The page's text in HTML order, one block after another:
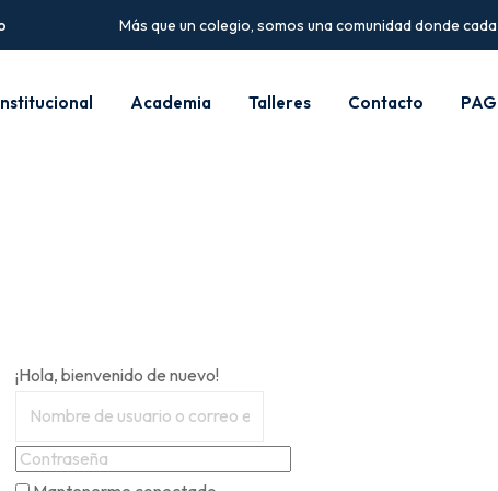
Más que un colegio, somos una comunidad donde
Academia Talleres Contacto
¡Hola, bienvenido de nuevo!